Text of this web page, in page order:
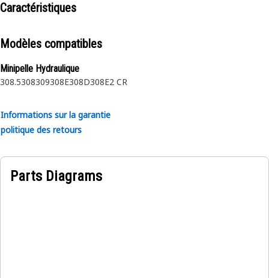
Caractéristiques
Modèles compatibles
Minipelle Hydraulique
308.5308309308E308D308E2 CR
Informations sur la garantie
politique des retours
Parts Diagrams